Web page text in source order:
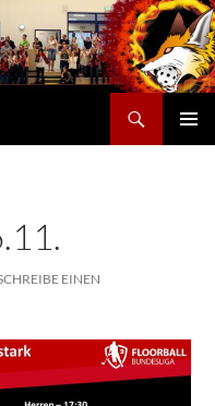
EINEN